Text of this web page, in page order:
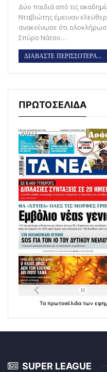
Δύο παιδιά από τις
Νταβιώτης έμειναν
ανακοίνωσε ότι
Σπύρο Νάτσο…
ΔΙΑΒΑΣΤΕ ΠΕΡΙΣΣΟΤΕΡΑ...
ΠΡΩΤΟΣΕΛΙΔΑ
Τα πρωτοσέλιδα των
SUPER LEAGUE